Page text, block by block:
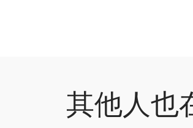
其他人也